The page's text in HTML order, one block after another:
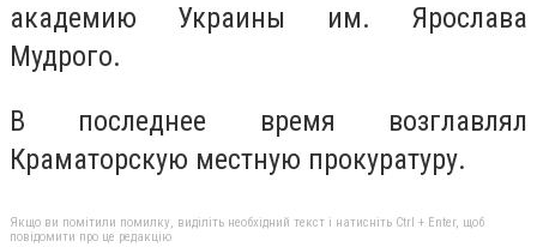
академию Украины им. Ярослава
Мудрого.
В последнее время возглавлял
Краматорскую местную прокуратуру.
Якщо ви помітили помилку, виділіть необхідний текст і натисніть Ctrl + Enter, щоб
повідомити про це редакцію